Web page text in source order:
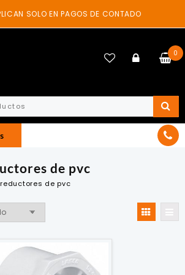
SOLO EN PAGOS DE CONTADO
0
de pvc
reductores de pvc